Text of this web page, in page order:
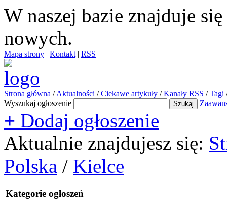
W naszej bazie znajduje się
nowych.
Mapa strony | Kontakt | RSS
Strona główna / Aktualności / Ciekawe artykuły / Kanały RSS / Tagi
Wyszukaj ogłoszenie
+ Dodaj ogłoszenie
Aktualnie znajdujesz się:
Polska / Kielce
Kategorie ogłoszeń